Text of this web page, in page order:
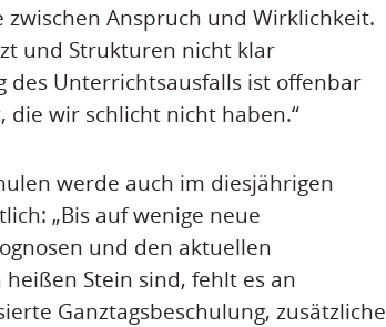
Anspruch und Wirklichkeit.
und Strukturen nicht klar
des Unterrichtsausfalls ist offenbar
die wir schlicht nicht haben.“
werde auch im diesjährigen
„Bis auf wenige neue
und den aktuellen
Stein sind, fehlt es an
Ganztagsbeschulung, zusätzliche